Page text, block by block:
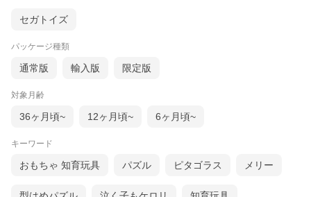
セガトイズ
パッケージ種類
通常版 輸入版 限定版
対象月齢
36ヶ月頃~ 12ヶ月頃~ 6ヶ月頃~
キーワード
おもちゃ 知育玩具 パズル ピタゴラス メリー